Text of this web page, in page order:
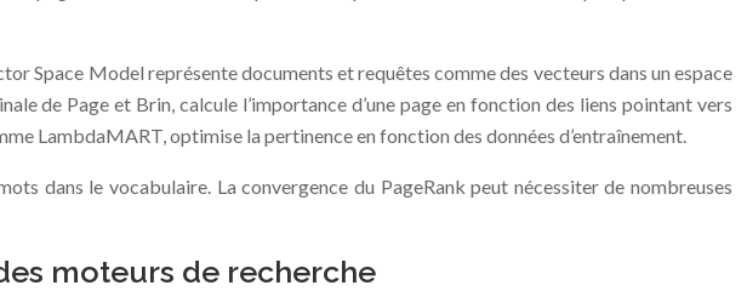
Space Model représente documents et requêtes comme des vecteurs dans un espace
de Page et Brin, calcule l’importance d’une page en fonction des liens pointant vers
LambdaMART, optimise la pertinence en fonction des données d’entraînement.
dans le vocabulaire. La convergence du PageRank peut nécessiter de nombreuses
moteurs de recherche